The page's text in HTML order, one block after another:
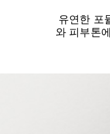
유연한 포
와 피부톤